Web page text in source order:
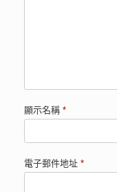
顯示名稱 *
電子郵件地址 *